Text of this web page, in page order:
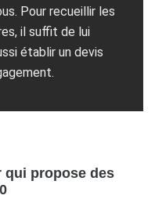
Pour recueillir les
il suffit de lui
établir un devis
qui propose des